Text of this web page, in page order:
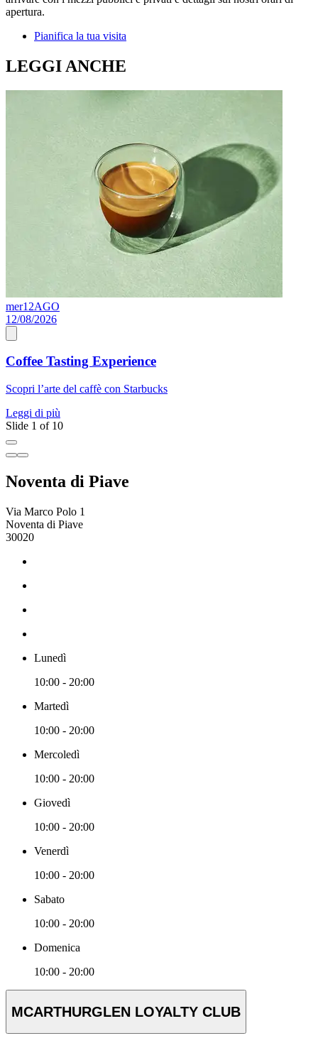
apertura.
Pianifica la tua visita
LEGGI ANCHE
mer12AGO
12/08/2026
Coffee Tasting Experience
Scopri l’arte del caffè con Starbucks
Leggi di più
Slide 1 of 10
Noventa di Piave
Via Marco Polo 1
Noventa di Piave
30020
Lunedì
10:00 - 20:00
Martedì
10:00 - 20:00
Mercoledì
10:00 - 20:00
Giovedì
10:00 - 20:00
Venerdì
10:00 - 20:00
Sabato
10:00 - 20:00
Domenica
10:00 - 20:00
MCARTHURGLEN LOYALTY CLUB